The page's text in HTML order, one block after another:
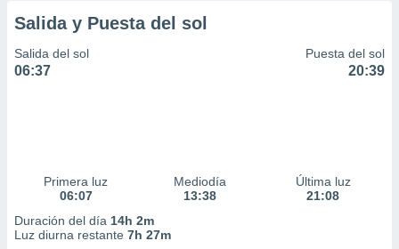
Salida y Puesta del sol
Salida del sol
06:37
Puesta del sol
20:39
Primera luz
06:07
Mediodía
13:38
Última luz
21:08
Duración del día 14h 2m
Luz diurna restante 7h 27m